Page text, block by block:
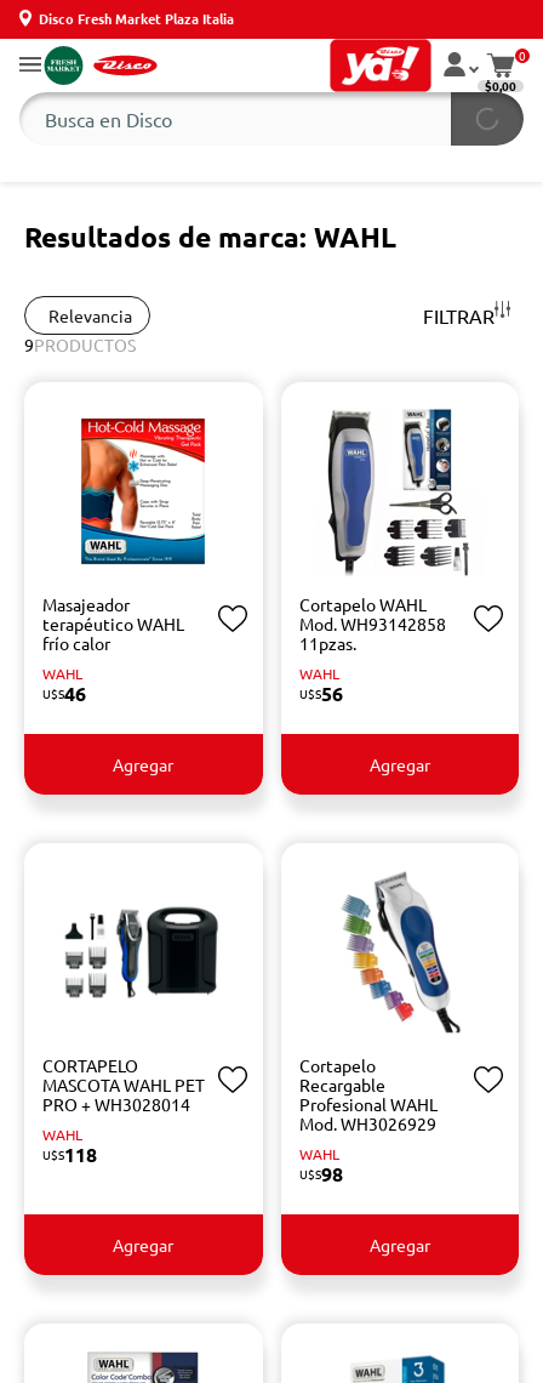
Disco Fresh Market Plaza Italia
0
$0,00
Resultados de marca: WAHL
Relevancia FILTRAR
9PRODUCTOS
Masajeador
terapéutico WAHL
frío calor
WAHL
U$S46
Agregar
Cortapelo WAHL
Mod. WH93142858
11pzas.
WAHL
U$S56
Agregar
CORTAPELO
MASCOTA WAHL PET
PRO + WH3028014
WAHL
U$S118
Agregar
Cortapelo
Recargable
Profesional WAHL
Mod. WH3026929
WAHL
U$S98
Agregar